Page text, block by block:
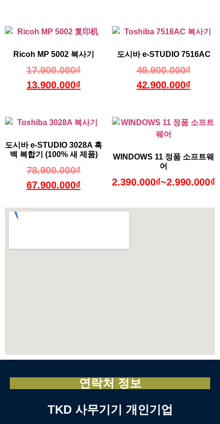
Ricoh MP 5002 복사기
17.900.000₫
13.900.000₫
도시바 e-STUDIO 7516AC
49.900.000₫
42.900.000₫
도시바 e-STUDIO 3028A 흑
백 복합기 (100% 새 제품)
78.900.000₫
67.900.000₫
WINDOWS 11 정품 소프트웨
어
2.390.000₫~2.990.000₫
연락처 정보
TKD 사무기기 개인기업